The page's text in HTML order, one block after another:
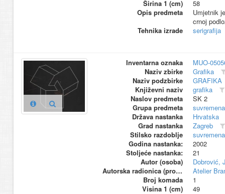
Širina 1 (cm)
58
Opis predmeta
Umjetnik
crnoj
Tehnika izrade
serigrafija
Inventarna oznaka
MUO-
Naziv zbirke
Grafika
Naziv podzbirke
GRAFIKA
Književni naziv
grafika
Naslov predmeta
SK 2
Grupa predmeta
suvremena
Država nastanka
Hrvatska
Grad nastanka
Zagreb
Stilsko razdoblje
suvremena
Godina nastanka:
2002
Stoljeće nastanka:
21
Autor (osoba)
Dobrović,
Autorska radionica (proizvođač)
Atelier
Broj komada
1
Visina 1 (cm)
49